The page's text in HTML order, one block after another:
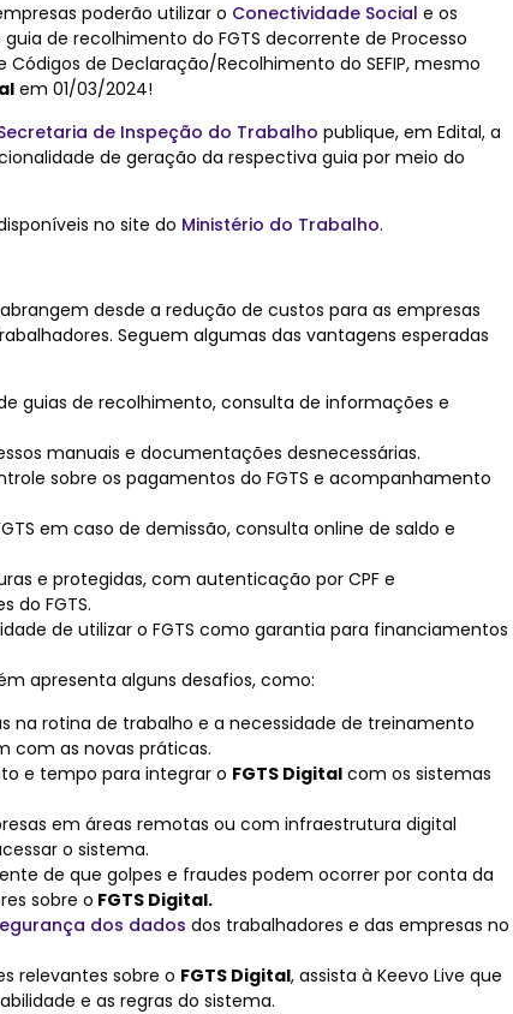
poderão utilizar o Conectividade Social e os
de recolhimento do FGTS decorrente de Processo
de Declaração/Recolhimento do SEFIP, mesmo
em 01/03/2024!
de Inspeção do Trabalho publique, em Edital, a
de geração da respectiva guia por meio do
no site do Ministério do Trabalho.
desde a redução de custos para as empresas
Seguem algumas das vantagens esperadas
guias de recolhimento, consulta de informações e
manuais e documentações desnecessárias.
sobre os pagamentos do FGTS e acompanhamento
em caso de demissão, consulta online de saldo e
e protegidas, com autenticação por CPF e
do FGTS.
de utilizar o FGTS como garantia para financiamentos
apresenta alguns desafios, como:
na rotina de trabalho e a necessidade de treinamento
com as novas práticas.
e tempo para integrar o FGTS Digital com os sistemas
em áreas remotas ou com infraestrutura digital
o sistema.
de que golpes e fraudes podem ocorrer por conta da
sobre o FGTS Digital.
dos dados dos trabalhadores e das empresas no
relevantes sobre o FGTS Digital, assista à Keevo Live que
e as regras do sistema.